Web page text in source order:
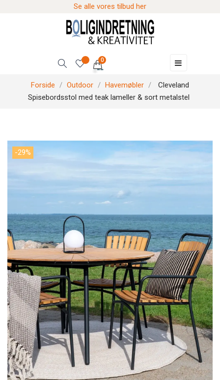
Se alle vores tilbud her
0
Skift
☰
Forside Outdoor Havemøbler
Cleveland
Spisebordsstol med teak lameller & sort metalstel
-29%